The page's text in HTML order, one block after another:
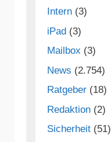
Intern (3)
iPad (3)
Mailbox (3)
News (2.754)
Ratgeber (18)
Redaktion (2)
Sicherheit (51)